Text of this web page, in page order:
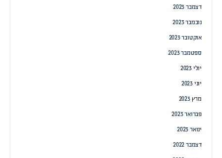
דצמבר 2023
נובמבר 2023
אוקטובר 2023
ספטמבר 2023
יולי 2023
יוני 2023
מרץ 2023
פברואר 2023
ינואר 2023
דצמבר 2022